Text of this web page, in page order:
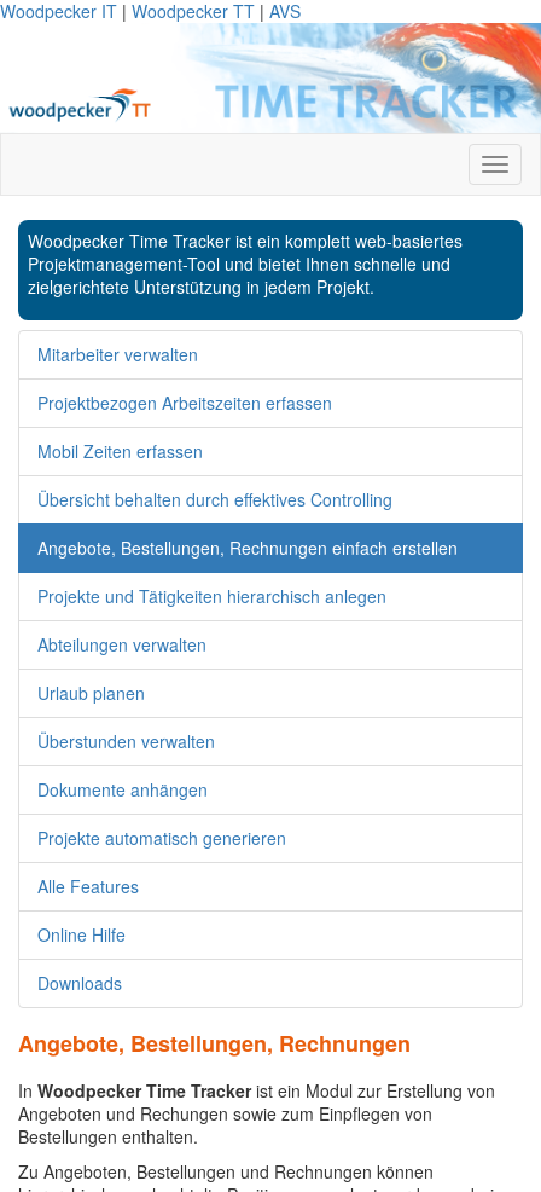
Woodpecker IT | Woodpecker TT | AVS
Woodpecker Time Tracker ist ein komplett web-basiertes
Projektmanagement-Tool und bietet Ihnen schnelle und
zielgerichtete Unterstützung in jedem Projekt.
Mitarbeiter verwalten
Projektbezogen Arbeitszeiten erfassen
Mobil Zeiten erfassen
Übersicht behalten durch effektives Controlling
Angebote, Bestellungen, Rechnungen einfach erstellen
Projekte und Tätigkeiten hierarchisch anlegen
Abteilungen verwalten
Urlaub planen
Überstunden verwalten
Dokumente anhängen
Projekte automatisch generieren
Alle Features
Online Hilfe
Downloads
Angebote, Bestellungen, Rechnungen
In Woodpecker Time Trackerist ein Modul zur Erstellung von
Angeboten und Rechungen sowie zum Einpflegen von
Bestellungen enthalten.
Zu Angeboten, Bestellungen und Rechnungen können